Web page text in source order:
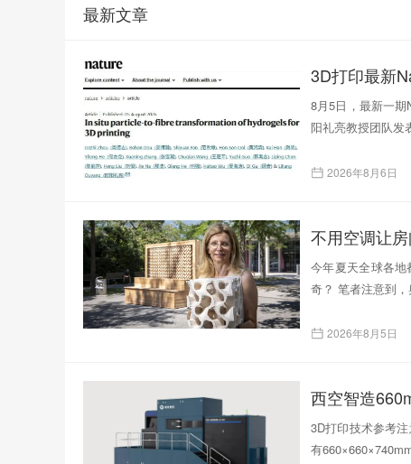
最新文章
3D打印最新
8月5日，最新一
阳礼亮教授团队发
2026年8月6日
不用空调让
今年夏天全球各
奇？ 笔者注意到
2026年8月5日
西空智造
3D打印技术参考
有